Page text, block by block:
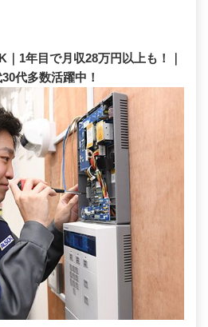
1年目で月収28万円以上も！｜
代多数活躍中！